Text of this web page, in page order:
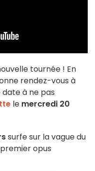
tournée ! En
rendez-vous à
date à ne pas
le mercredi 20
surfe sur la vague du
opus